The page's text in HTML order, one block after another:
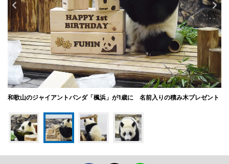
和歌山のジャイアントパンダ「楓浜」が1歳に 名前入りの積み木プレゼント